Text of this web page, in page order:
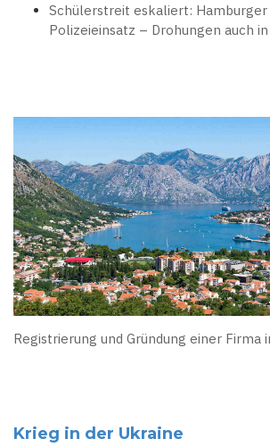
Schülerstreit eskaliert: Hamburger
Polizeieinsatz – Drohungen auch
Registrierung und Gründung einer Firma
Krieg in der Ukraine